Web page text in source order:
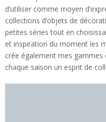
d’utiliser comme moyen
collections d’objets de
petites séries tout en
et inspiration du moment les
crée également mes
chaque saison un esprit de